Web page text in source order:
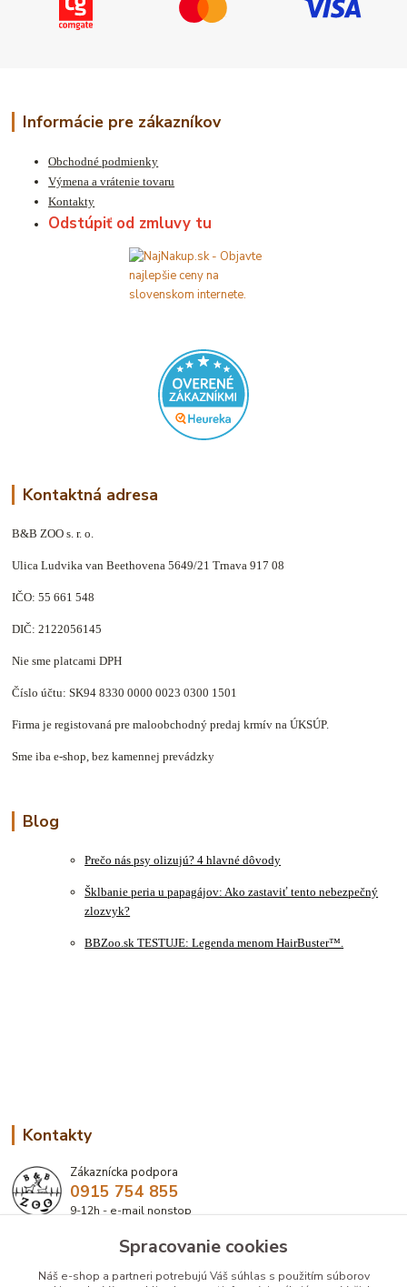
Informácie pre zákazníkov
Obchodné podmienky
Výmena a vrátenie tovaru
Kontakty
Odstúpiť od zmluvy tu
Kontaktná adresa
B&B ZOO s. r. o.
Ulica Ludvika van Beethovena 5649/21 Trnava 917 08
IČO: 55 661 548
DIČ: 2122056145
Nie sme platcami DPH
Číslo účtu: SK94 8330 0000 0023 0300 1501
Firma je registovaná pre maloobchodný predaj krmív na ÚKSÚP.
Sme iba e-shop, bez kamennej prevádzky
Blog
Prečo nás psy olizujú? 4 hlavné dôvody
Šklbanie peria u papagájov: Ako zastaviť tento nebezpečný
zlozvyk?
BBZoo.sk TESTUJE: Legenda menom HairBuster™.
Kontakty
Zákaznícka podpora
0915 754 855
9-12h - e-mail nonstop
eshop@bbzoo.skSpracovanie cookies
Náš e-shop a partneri potrebujú Váš súhlas s použitím súborov